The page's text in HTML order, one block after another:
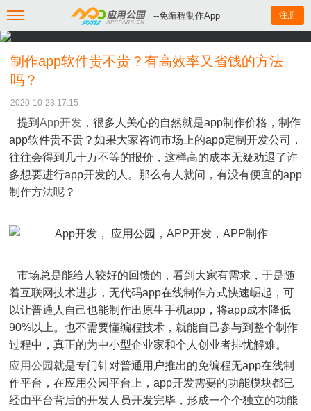
--免编程制作App 注册
制作app软件贵不贵？有高效率又省钱的方法
吗？
2020-10-23 17:15
提到 App开发 ，很多人关心的自然就是app制作价格，制作
app软件贵不贵？如果大家咨询市场上的app定制开发公司，
往往会得到几十万不等的报价，这样高的成本无疑劝退了许
多想要进行app开发的人。那么有人就问，有没有便宜的app
制作方法呢？
市场总是能给人较好的回馈的，看到大家有需求，于是随
着互联网技术进步，无代码app在线制作方式快速崛起，可
以让普通人自己也能制作出原生手机app，将app成本降低
90%以上。也不需要懂编程技术，就能自己参与到整个制作
过程中，真正的为中小型企业家和个人创业者排忧解难。
应用公园 就是专门针对普通用户推出的免编程无app在线制
作平台，在应用公园平台上，app开发需要的功能模块都已
经由平台背后的开发人员开发完毕，形成一个个独立的功能